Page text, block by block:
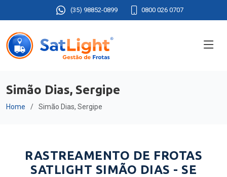
(35) 98852-0899 0800 026 0707
Simão Dias, Sergipe
Home Simão Dias, Sergipe
RASTREAMENTO DE FROTAS
SATLIGHT SIMÃO DIAS - SE